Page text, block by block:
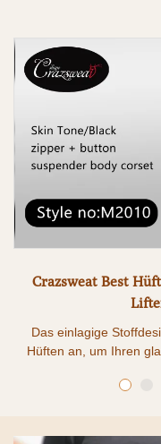
Crazsweat Best
Das einlagige
Hüften an, um Ihren
dazu bei, die Beine